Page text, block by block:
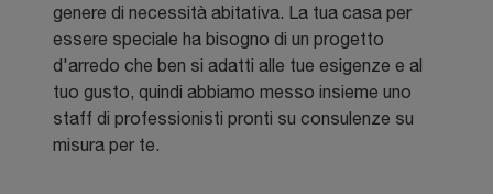
genere di necessità abitativa. La tua casa per
essere speciale ha bisogno di un progetto
d'arredo che ben si adatti alle tue esigenze e al
tuo gusto, quindi abbiamo messo insieme uno
staff di professionisti pronti su consulenze su
misura per te.